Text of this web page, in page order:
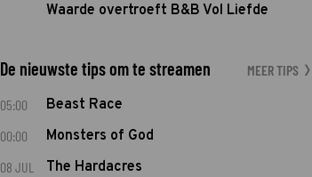
Waarde overtroeft B&B Vol Liefde
De nieuwste tips om te streamen MEER TIPS
05:00 Beast Race
00:00 Monsters of God
08 JUL The Hardacres